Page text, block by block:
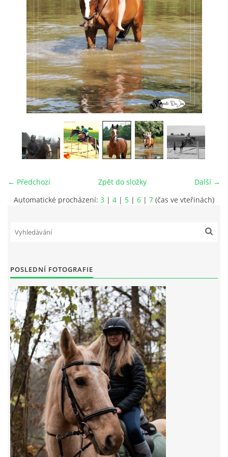
VIDEA
ODKAZY
NOVÝ PŘEKÁŽKOVÝ MATERIÁL
CENÍK SLUŽEB
PŘISPĚVEK ČUS KARVINA -PODPORA SPORTU V
MORAVSKOSLEZSKÉM KRAJI
NÁHRADNÍ TERMÍN BRIGÁDY PRO TY KTEŘÍ SE
NEDOSTAVILI NA PODZIMNÍ BRIGÁDU
JARNÍ BRIGÁDA 20.5.2023
DNE 17.11.2023 KROUŽEK JEZDECTVÍ NENÍ
DĚKUJEME MĚSTU RYCHVALD ZA DOTACI V ROCE 2023
NABÍZÍME BRIGÁDU U NÁS VE STÁJI. PRO BLIŽŠÍ INFO
VOLEJTE 604265192
DĚKUJEME ZA PODPORU ČESKÉ UNIÍ SPORTU
JARNÍ BRIGÁDA 20.4 2024
← Předchozí Další →
Zpět do složky
Automatické procházení: 3 | 4 | 5 | 6 | 7 (čas ve vteřinách)
POSLEDNÍ FOTOGRAFIE